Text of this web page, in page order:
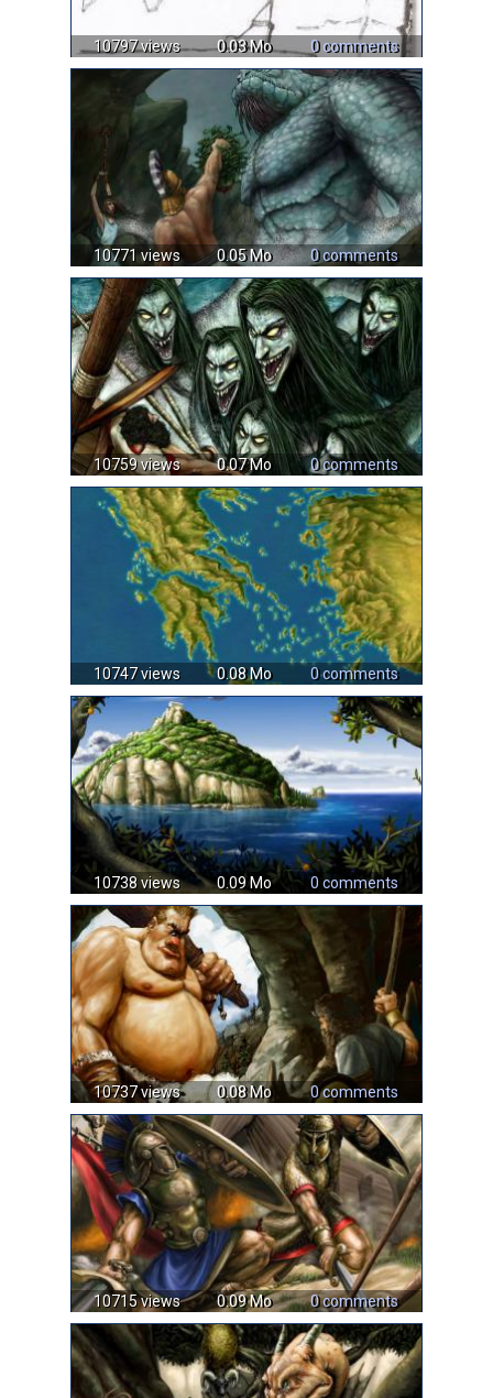
10797 views 0.03 Mo 0 comments
10771 views 0.05 Mo 0 comments
10759 views 0.07 Mo 0 comments
10747 views 0.08 Mo 0 comments
10738 views 0.09 Mo 0 comments
10737 views 0.08 Mo 0 comments
10715 views 0.09 Mo 0 comments